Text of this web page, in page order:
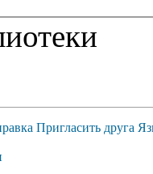
Пригласить друга